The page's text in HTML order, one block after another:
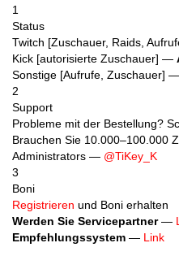
1
Status
Twitch [Zuschauer, Raids,
Kick [autorisierte Zuschauer] —
Sonstige [Aufrufe, Zuschauer] —
2
Support
Probleme mit der Bestellung?
Brauchen Sie 10.000–100.000
Administrators — @TiKey_K
3
Boni
Registrieren und Boni erhalten
Werden Sie Servicepartner—
Empfehlungssystem — Link